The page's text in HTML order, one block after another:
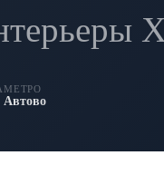
МЕТРО
Автово